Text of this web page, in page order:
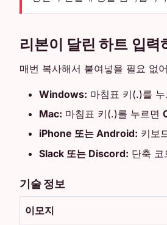
리본이 달린 하트 입력
매번 복사해서 붙여넣을 필요 없
Windows: 마침표 키(.)를 누
Mac: 마침표 키(.)를 누르면
iPhone 또는 Android: 키보
Slack 또는 Discord: 단축 코
기술 정보
이모지